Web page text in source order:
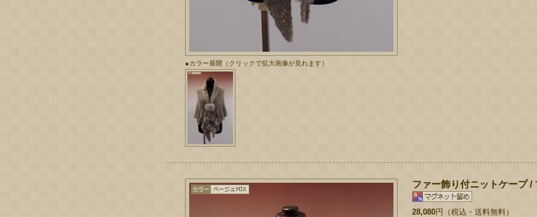
●カラー展開（クリックで拡大画像が見れます）
ファー飾り付ニットケープ /
28,080円（税込・送料無料）